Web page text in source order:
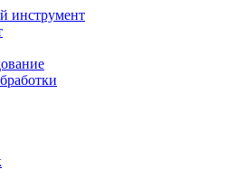
инструмент